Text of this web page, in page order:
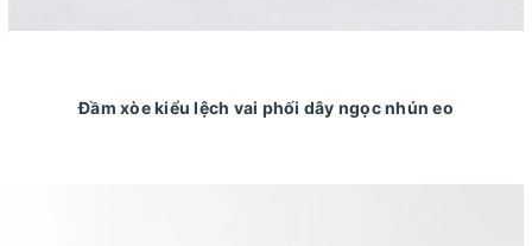
Đầm xòe kiểu lệch vai phối dây ngọc nhún eo